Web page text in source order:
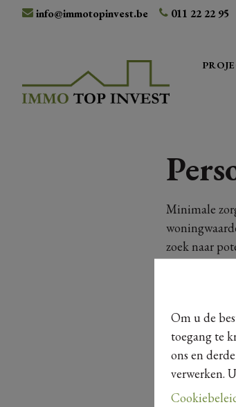
Om u de
toegang te
ons en
verwerken.
info@immotopinvest.be 011 22 22 95
Minimale
zoek naar
gerust even